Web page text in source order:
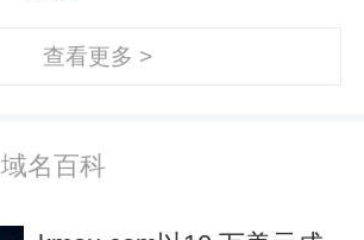
查看更多 >
域名百科